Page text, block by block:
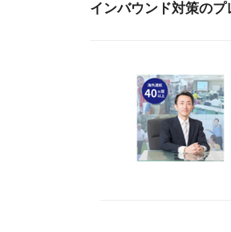
インバウンド対策の